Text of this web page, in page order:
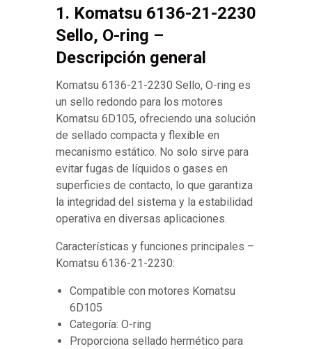
1. Komatsu 6136-21-2230
Sello, O-ring –
Descripción general
Komatsu 6136-21-2230 Sello, O-ring es
un sello redondo para los motores
Komatsu 6D105, ofreciendo una solución
de sellado compacta y flexible en
mecanismo estático. No solo sirve para
evitar fugas de líquidos o gases en
superficies de contacto, lo que garantiza
la integridad del sistema y la estabilidad
operativa en diversas aplicaciones.
Características y funciones principales –
Komatsu 6136-21-2230:
Compatible con motores Komatsu
6D105
Categoría: O-ring
Proporciona sellado hermético para